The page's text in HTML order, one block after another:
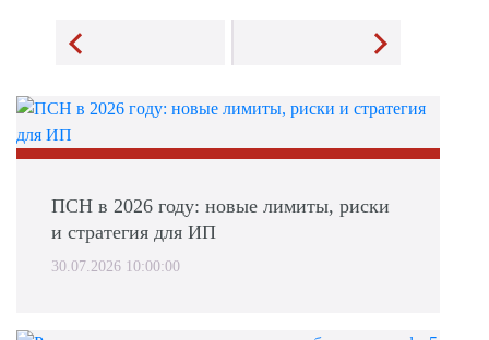
ПСН в 2026 году: новые лимиты, риски
и стратегия для ИП
30.07.2026 10:00:00